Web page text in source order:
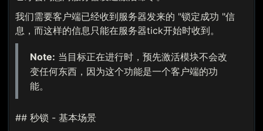
我们需要客户端已经收到服务器发来的 "锁定成功 "信
息，而这样的信息只能在服务器tick开始时收到。
Note: 当目标正在进行时，预先激活模块不会改
变任何东西，因为这个功能是一个客户端的功
能。
## 秒锁 - 基本场景